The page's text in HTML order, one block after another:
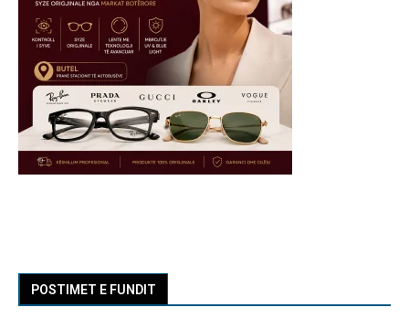
POSTIMET E FUNDIT